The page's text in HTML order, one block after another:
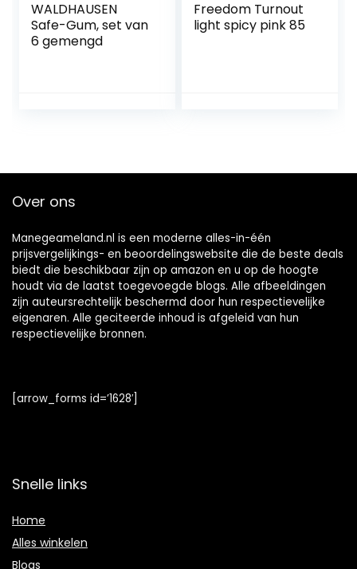
WALDHAUSEN
Safe-Gum, set van
6 gemengd
Freedom Turnout
light spicy pink 85
Over ons
Manegeameland.nl is een moderne alles-in-één
prijsvergelijkings- en beoordelingswebsite die de beste deals
biedt die beschikbaar zijn op amazon en u op de hoogte
houdt via de laatst toegevoegde blogs. Alle afbeeldingen
zijn auteursrechtelijk beschermd door hun respectievelijke
eigenaren. Alle geciteerde inhoud is afgeleid van hun
respectievelijke bronnen.
[arrow_forms id=’1628′]
Snelle links
Home
Alles winkelen
Blogs